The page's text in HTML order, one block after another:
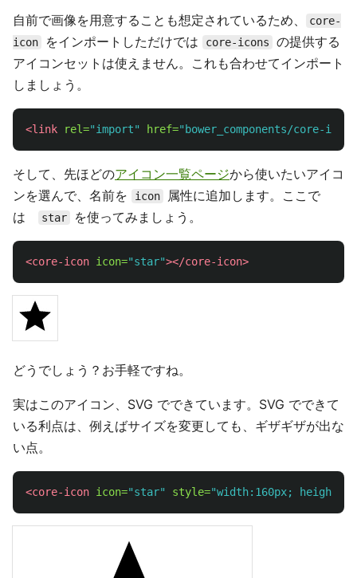
自前で画像を用意することも想定されているため、
core-
icon
をインポートしただけでは core-icons
の提供する
アイコンセットは使えません。これも合わせてインポート
しましょう。
<link rel="import" href="bower_components/core-
そして、先ほどのアイコン一覧ページから使いたいアイコ
ンを選んで、名前を
icon
属性に追加します。ここで
は
star を使ってみましょう。
<core-icon icon="star"></core-icon>
どうでしょう？お手軽ですね。
実はこのアイコン、SVG でできています。SVG でできて
いる利点は、例えばサイズを変更しても、ギザギザが出な
い点。
<core-icon icon="star" style="width:160px;